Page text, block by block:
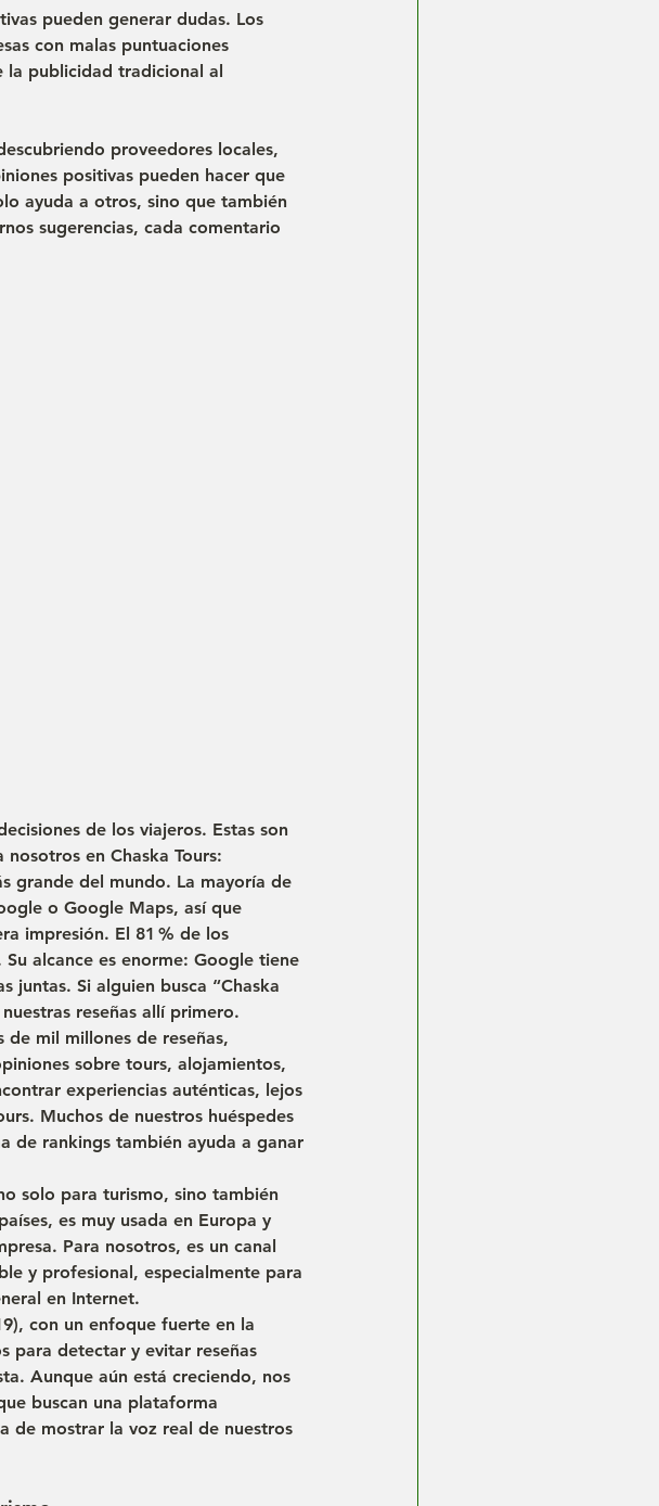
pueden generar dudas. Los
con malas puntuaciones
la publicidad tradicional al
proveedores locales,
positivas pueden hacer que
ayuda a otros, sino que también
sugerencias, cada comentario
de los viajeros. Estas son
en Chaska Tours:
grande del mundo. La mayoría de
o Google Maps, así que
impresión. El 81 % de los
alcance es enorme: Google tiene
juntas. Si alguien busca “Chaska
reseñas allí primero.
de mil millones de reseñas,
sobre tours, alojamientos,
experiencias auténticas, lejos
Muchos de nuestros huéspedes
de rankings también ayuda a ganar
solo para turismo, sino también
, es muy usada en Europa y
Para nosotros, es un canal
y profesional , especialmente para
en Internet.
con un enfoque fuerte en la
para detectar y evitar reseñas
Aunque aún está creciendo, nos
buscan una plataforma
de mostrar la voz real de nuestros